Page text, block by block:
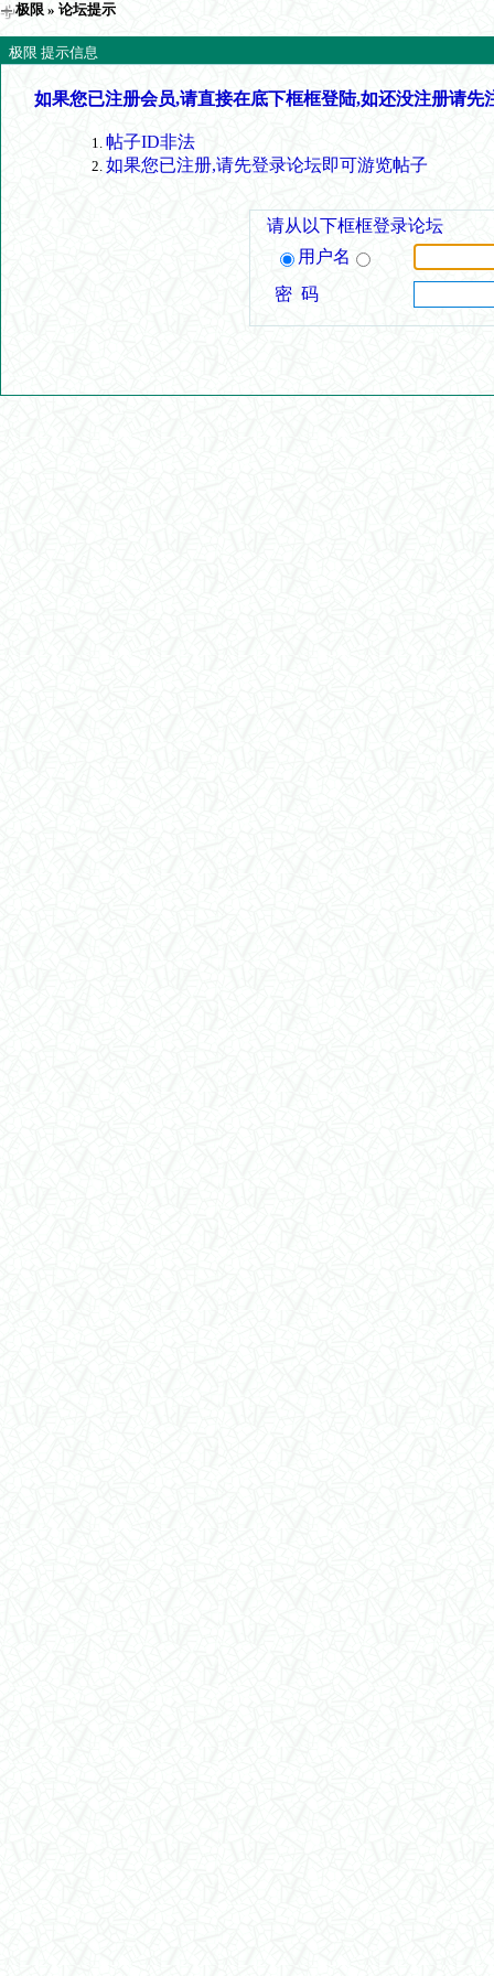
极限 » 论坛提示
极限 提示信息
如果您已注册会员,请直接在底下框框登陆,如还没注册请先
帖子ID非法
如果您已注册,请先登录论坛即可游览帖子
请从以下框框登录论坛
用户名
密 码